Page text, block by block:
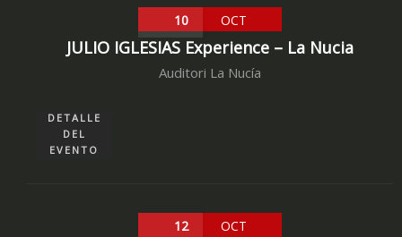
10 OCT
JULIO IGLESIAS Experience – La Nucia
Auditori La Nucía
DETALLE
DEL
EVENTO
12 OCT